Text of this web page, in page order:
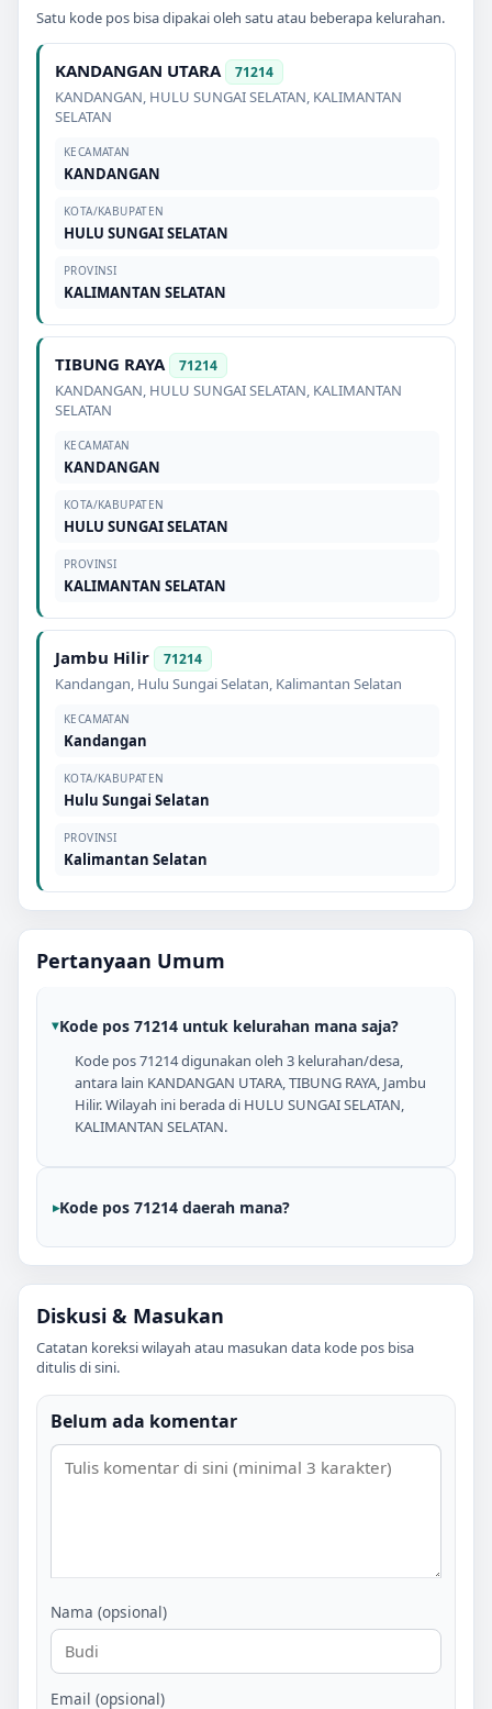
Satu kode pos bisa dipakai oleh satu atau beberapa kelurahan.
KANDANGAN UTARA 71214
KANDANGAN, HULU SUNGAI SELATAN, KALIMANTAN
SELATAN
KECAMATAN
KANDANGAN
KOTA/KABUPATEN
HULU SUNGAI SELATAN
PROVINSI
KALIMANTAN SELATAN
TIBUNG RAYA 71214
KANDANGAN, HULU SUNGAI SELATAN, KALIMANTAN
SELATAN
KECAMATAN
KANDANGAN
KOTA/KABUPATEN
HULU SUNGAI SELATAN
PROVINSI
KALIMANTAN SELATAN
Jambu Hilir 71214
Kandangan, Hulu Sungai Selatan, Kalimantan Selatan
KECAMATAN
Kandangan
KOTA/KABUPATEN
Hulu Sungai Selatan
PROVINSI
Kalimantan Selatan
Pertanyaan Umum
Kode pos 71214 untuk kelurahan mana saja?
Kode pos 71214 digunakan oleh 3 kelurahan/desa,
antara lain KANDANGAN UTARA, TIBUNG RAYA, Jambu
Hilir. Wilayah ini berada di HULU SUNGAI SELATAN,
KALIMANTAN SELATAN.
Kode pos 71214 daerah mana?
Diskusi & Masukan
Catatan koreksi wilayah atau masukan data kode pos bisa
ditulis di sini.
Belum ada komentar
Nama (opsional)
Email (opsional)